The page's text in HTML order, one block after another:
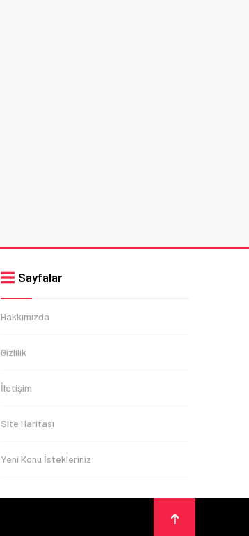
Sayfalar
Hakkımızda
Gizlilik
İletişim
Site Haritası
Yeni Konu İstekleriniz